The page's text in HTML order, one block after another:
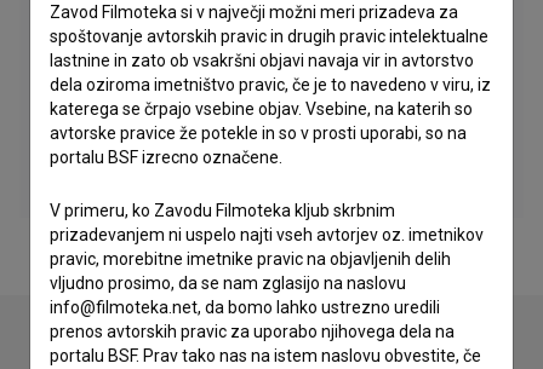
Zavod Filmoteka si v največji možni meri prizadeva za
spoštovanje avtorskih pravic in drugih pravic intelektualne
lastnine in zato ob vsakršni objavi navaja vir in avtorstvo
dela oziroma imetništvo pravic, če je to navedeno v viru, iz
katerega se črpajo vsebine objav. Vsebine, na katerih so
avtorske pravice že potekle in so v prosti uporabi, so na
portalu BSF izrecno označene.
V primeru, ko Zavodu Filmoteka kljub skrbnim
prizadevanjem ni uspelo najti vseh avtorjev oz. imetnikov
pravic, morebitne imetnike pravic na objavljenih delih
vljudno prosimo, da se nam zglasijo na naslovu
info@filmoteka.net, da bomo lahko ustrezno uredili
prenos avtorskih pravic za uporabo njihovega dela na
portalu BSF. Prav tako nas na istem naslovu obvestite, če